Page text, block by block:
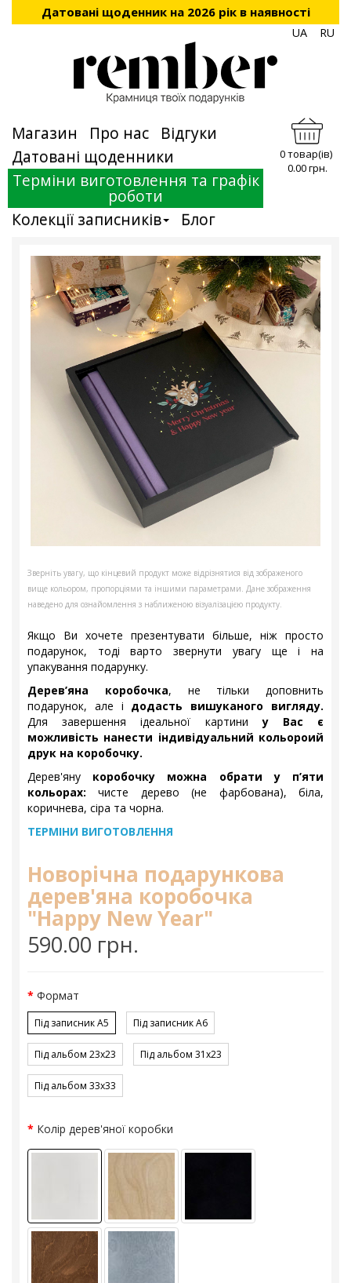
Датовані щоденник на 2026 рік в наявності
UA RU
Магазин Про нас
Відгуки
Датовані щоденники
Терміни виготовлення та графік
роботи
Колекції записників
Блог
0 товар(ів)
0.00 грн.
Зверніть увагу, що кінцевий продукт може відрізнятися від зображеного
вище кольором, пропорціями та іншими параметрами. Дане зображення
наведено для ознайомлення з наближеною візуалізацією продукту.
Якщо Ви хочете презентувати більше, ніж просто
подарунок, тоді варто звернути увагу ще і на
упакування подарунку.
Дерев’яна коробочка, не тільки доповнить
подарунок, але і додасть вишуканого вигляду.
Для завершення ідеальної картиниу Вас є
можливість нанести індивідуальний кольороий
друк на коробочку.
Дерев'яну коробочку можна обрати у п’яти
кольорах: чисте дерево (не фарбована), біла,
коричнева, сіра та чорна.
ТЕРМІНИ ВИГОТОВЛЕННЯ
Новорічна подарункова
дерев'яна коробочка
"Happy New Year"
590.00 грн.
Формат
Під записник A5 Під записник A6
Під альбом 23x23 Під альбом 31x23
Під альбом 33x33
Колір дерев'яної коробки